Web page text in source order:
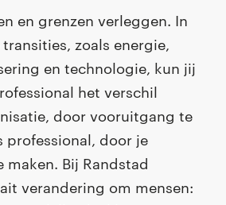
en grenzen verleggen. In
zoals energie,
en technologie, kun jij
het verschil
door vooruitgang te
professional, door je
Bij Randstad
verandering om mensen: